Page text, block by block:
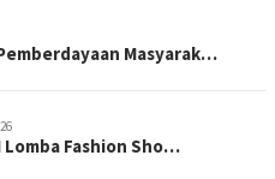
Masyarak…
Lomba Fashion Sho…